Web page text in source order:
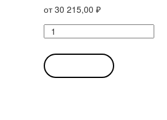
от30 215,00 ₽
Количество
товара
Вентилятор
Ebmpapst
R1G133-